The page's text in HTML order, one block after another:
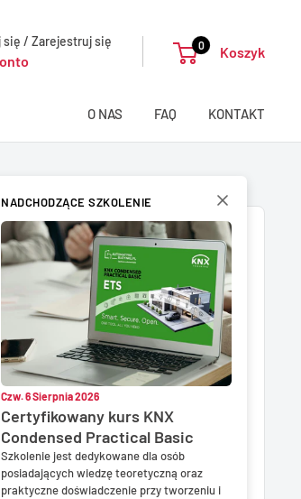
się / Zarejestruj się 0 Koszyk
O NAS FAQ KONTAKT
NADCHODZĄCE SZKOLENIE
Czw. 6 Sierpnia 2026
Certyfikowany kurs KNX
Condensed Practical Basic
Szkolenie jest dedykowane dla osób
posiadających wiedzę teoretyczną oraz
praktyczne doświadczenie przy tworzeniu i
Z LICENCJĄ DLA 5